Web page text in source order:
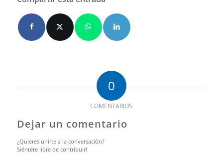
0
COMENTARIOS
Dejar un comentario
¿Quieres unirte a la conversación?
Siéntete libre de contribuir!